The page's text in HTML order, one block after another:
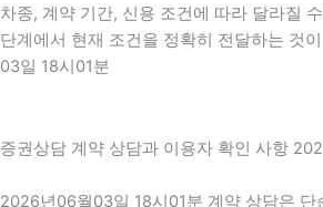
차종, 계약 기간, 신용 조건에 따라 달라질
단계에서 현재 조건을 정확히 전달하는 것
03일 18시01분
증권상담 계약 상담과 이용자 확인 사항
2026년06월03일 18시01분 계약 상담은 단